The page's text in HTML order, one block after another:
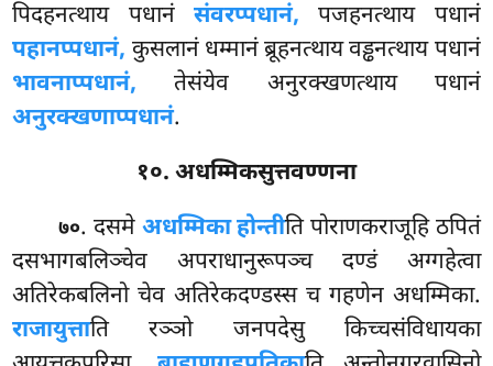
पिदहनत्थाय पधानं संवरप्पधानं, पजहनत्थाय पधानं
पहानप्पधानं, कुसलानं धम्मानं ब्रूहनत्थाय वड्ढनत्थाय पधानं
भावनाप्पधानं, तेसंयेव अनुरक्खणत्थाय पधानं
अनुरक्खणाप्पधानं.
१०. अधम्मिकसुत्तवण्णना
७०. दसमे अधम्मिका होन्तीति पोराणकराजूहि ठपितं
दसभागबलिञ्चेव अपराधानुरूपञ्च दण्डं अग्गहेत्वा
अतिरेकबलिनो चेव अतिरेकदण्डस्स च गहणेन अधम्मिका.
राजायुत्ताति रञ्ञो जनपदेसु किच्चसंविधायका